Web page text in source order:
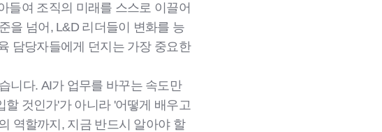
들여 조직의 미래를 스스로 이끌어
을 넘어, L&D 리더들이 변화를 능
담당자들에게 던지는 가장 중요한
니다. AI가 업무를 바꾸는 속도만
것인가'가 아니라 '어떻게 배우고
역할까지, 지금 반드시 알아야 할